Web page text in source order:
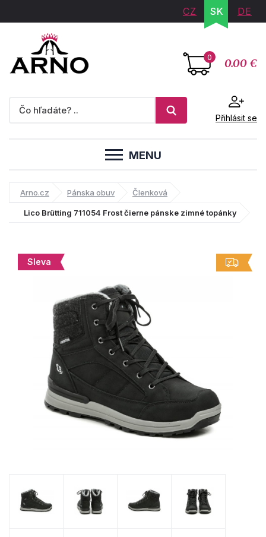
CZ SK DE
0 0.00 €
Přihlásit se
MENU
Arno.cz Pánska obuv Členková
Lico Brütting 711054 Frost čierne pánske zimné topánky
Sleva